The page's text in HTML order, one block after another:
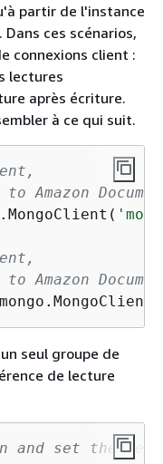
partir de l'instance
ces scénarios,
connexions client :
lectures
après écriture.
à ce qui suit.
Amazon
Amazon
seul groupe de
de lecture
and set the